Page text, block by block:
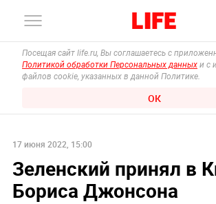
Посещая сайт life.ru, Вы соглашаетесь с
Политикой обработки Персональных данных и с
файлов cookie, указанных в данной Политике.
ОК
17 июня 2022, 15:00
Зеленский принял в
Бориса Джонсона